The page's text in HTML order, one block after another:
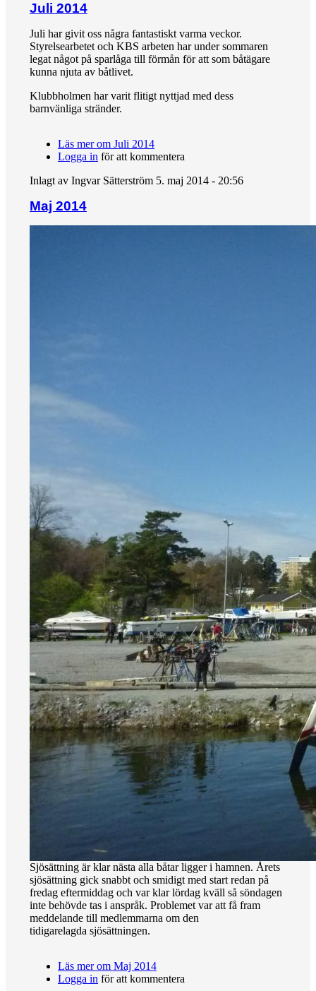
Juli 2014
Juli har givit oss några fantastiskt varma veckor.
Styrelsearbetet och KBS arbeten har under sommaren
legat något på sparlåga till förmån för att som båtägare
kunna njuta av båtlivet.
Klubbholmen har varit flitigt nyttjad med dess
barnvänliga stränder.
Läs merom Juli 2014
Logga in för att kommentera
Inlagt av Ingvar Sätterström 5. maj 2014 - 20:56
Maj 2014
Sjösättning är klar nästa alla båtar ligger i hamnen. Årets
sjösättning gick snabbt och smidigt med start redan på
fredag eftermiddag och var klar lördag kväll så söndagen
inte behövde tas i anspråk. Problemet var att få fram
meddelande till medlemmarna om den
tidigarelagda sjösättningen.
Läs merom Maj 2014
Logga in för att kommentera